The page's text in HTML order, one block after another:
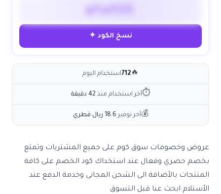
plwf25
نسخ الكود ✦
🔥
712استخدام اليوم
⏱آخر استخدام منذ 42 دقيقة
💰آخر توفير 18.6 ريال قطري
عروض وخصومات سوق كوم على جميع المشتريات وتمتع
بخصم حصري وفعال عند استخداك كود الخصم على كافة
المنتجات بالأضافة الى الشحن المجانى وخدمة الدفع عند
الأستلام ابحث عنا قبل التسوق